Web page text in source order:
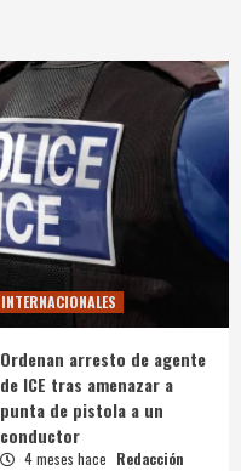
INTERNACIONALES
Ordenan arresto de agente
de ICE tras amenazar a
punta de pistola a un
conductor
4 meses hace Redacción